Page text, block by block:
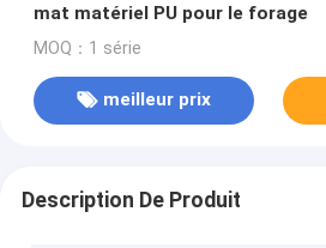
mat matériel PU pour le forage
MOQ：1 série
meilleur prix
Description De Produit